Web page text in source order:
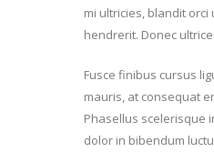
mi ultricies, blandit
hendrerit. Donec
Fusce finibus cursus
mauris, at consequat
Phasellus scelerisque
dolor in bibendum